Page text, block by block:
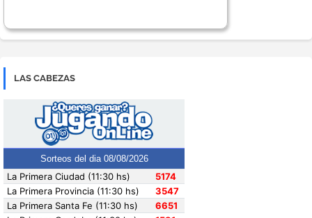
LAS CABEZAS